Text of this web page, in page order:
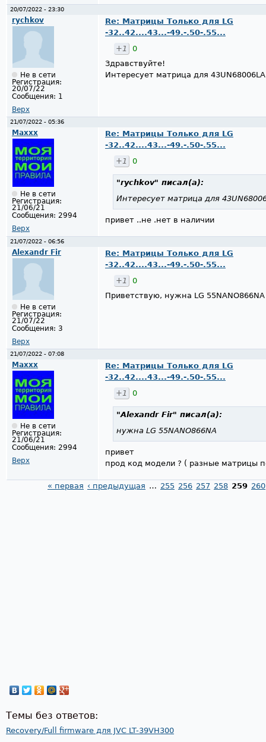
20/07/2022 - 23:30
rychkov
Не в сети
Регистрация:
20/07/22
Сообщения: 1
Верх
Re: Матрицы Только для LG
-32..42....43...-49.-.50-.55...
+1
0
Здравствуйте!
Интересует матрица для
21/07/2022 - 05:36
Maxxx
Не в сети
Регистрация:
21/06/21
Сообщения: 2994
Верх
Re: Матрицы Только для LG
-32..42....43...-49.-.50-.55...
+1
0
"rychkov" писал(а):
Интересует матрица для
привет ..не .нет в наличии
21/07/2022 - 06:56
Alexandr Fir
Не в сети
Регистрация:
21/07/22
Сообщения: 3
Верх
Re: Матрицы Только для LG
-32..42....43...-49.-.50-.55...
+1
0
Приветствую, нужна LG 55NANO866NA
21/07/2022 - 07:08
Maxxx
Не в сети
Регистрация:
21/06/21
Сообщения: 2994
Верх
Re: Матрицы Только для LG
-32..42....43...-49.-.50-.55...
+1
0
"Alexandr Fir" писал(а):
нужна LG 55NANO866NA
привет
прод код модели ? ( разные матрицы
« первая ‹ предыдущая … 255 256 257 258 259 260
Темы без ответов:
Recovery/Full firmware для JVC LT-39VH300